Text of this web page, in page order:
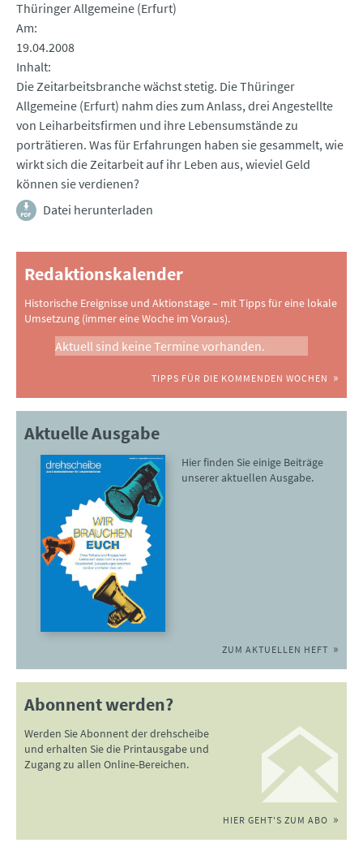
Thüringer Allgemeine (Erfurt)
Am
19.04.2008
Inhalt
Die Zeitarbeitsbranche wächst stetig. Die Thüringer
Allgemeine (Erfurt) nahm dies zum Anlass, drei Angestellte
von Leiharbeitsfirmen und ihre Lebensumstände zu
porträtieren. Was für Erfahrungen haben sie gesammelt, wie
wirkt sich die Zeitarbeit auf ihr Leben aus, wieviel Geld
können sie verdienen?
Datei herunterladen
Redaktionskalender
Historische Ereignisse und Aktionstage – mit Tipps für eine lokale
Umsetzung (immer eine Woche im Voraus).
Aktuell sind keine Termine vorhanden.
TIPPS FÜR DIE KOMMENDEN WOCHEN
Aktuelle Ausgabe
Hier finden Sie einige Beiträge
unserer aktuellen Ausgabe.
ZUM AKTUELLEN HEFT
Abonnent werden?
Werden Sie Abonnent der drehscheibe
und erhalten Sie die Printausgabe und
Zugang zu allen Online-Bereichen.
HIER GEHT'S ZUM ABO